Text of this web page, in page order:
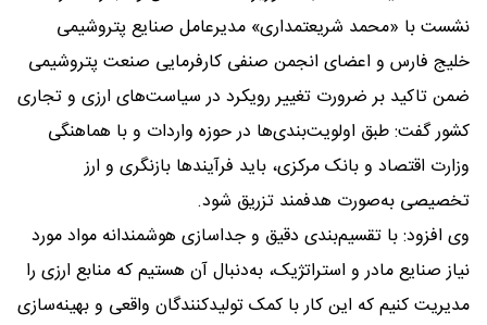
نشست با «محمد شریعتمداری» مدیرعامل صنایع پتروشیمی
خلیج فارس و اعضای انجمن صنفی کارفرمایی صنعت پتروشیمی
ضمن تاکید بر ضرورت تغییر رویکرد در سیاست‌‌های ارزی و تجاری
کشور گفت: طبق اولویت‌بندی‌ها در حوزه واردات و با هماهنگی
وزارت اقتصاد و بانک مرکزی، باید فرآیندها بازنگری و ارز
تخصیصی به‌صورت هدفمند تزریق شود.
وی افزود: با تقسیم‌بندی دقیق و جداسازی هوشمندانه مواد مورد
نیاز صنایع مادر و استراتژیک، به‌دنبال آن هستیم که منابع ارزی را
مدیریت کنیم که این کار با کمک تولیدکنندگان واقعی و بهینه‌سازی